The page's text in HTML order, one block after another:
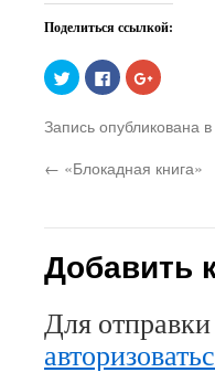
Поделиться ссылкой:
Нажмите,
чтобы
поделиться
Twitter
(Открывается
новом
окне)
Нажмите
здесь,
чтобы
контентом
на
(Открывается
в
Нажмите,
чтобы
Google+
новом
окне)
Запись опубликована
← «Блокадная книга»
Добавить
Для